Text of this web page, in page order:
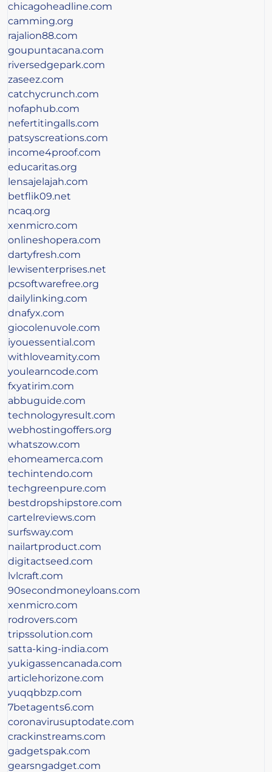
chicagoheadline.com
camming.org
rajalion88.com
goupuntacana.com
riversedgepark.com
zaseez.com
catchycrunch.com
nofaphub.com
nefertitingalls.com
patsyscreations.com
income4proof.com
educaritas.org
lensajelajah.com
betflik09.net
ncaq.org
xenmicro.com
onlineshopera.com
dartyfresh.com
lewisenterprises.net
pcsoftwarefree.org
dailylinking.com
dnafyx.com
giocolenuvole.com
iyouessential.com
withloveamity.com
youlearncode.com
fxyatirim.com
abbuguide.com
technologyresult.com
webhostingoffers.org
whatszow.com
ehomeamerca.com
techintendo.com
techgreenpure.com
bestdropshipstore.com
cartelreviews.com
surfsway.com
nailartproduct.com
digitactseed.com
lvlcraft.com
90secondmoneyloans.com
xenmicro.com
rodrovers.com
tripssolution.com
satta-king-india.com
yukigassencanada.com
articlehorizone.com
yuqqbbzp.com
7betagents6.com
coronavirusuptodate.com
crackinstreams.com
gadgetspak.com
gearsngadget.com